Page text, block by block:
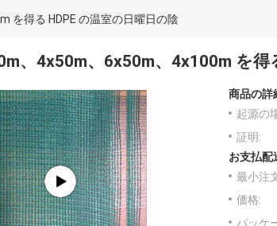
を得る HDPE の温室の日曜日の陰
、4x50m、6x50m、4x100m を得
商品の詳
起源の
証明:
お支払配
最小注
価格:
パッケ